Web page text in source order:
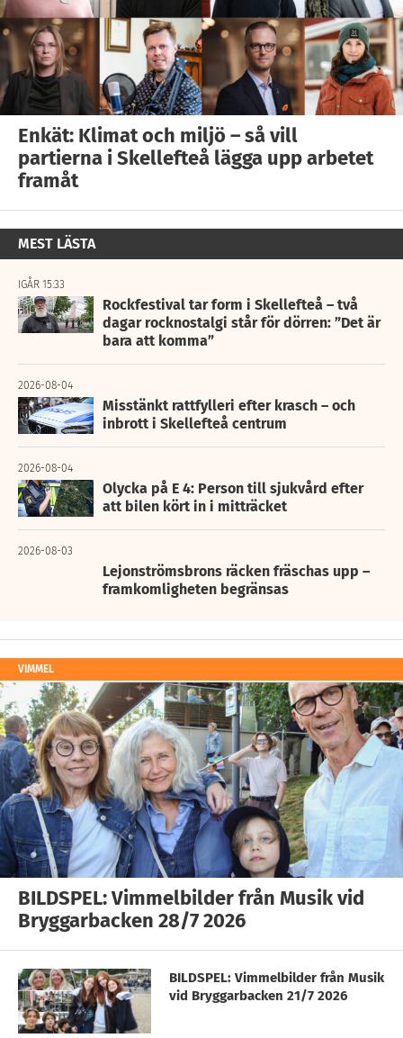
Enkät: Klimat och miljö – så vill
partierna i Skellefteå lägga upp arbetet
framåt
MEST LÄSTA
IGÅR 15:33
Rockfestival tar form i Skellefteå – två
dagar rocknostalgi står för dörren: ”Det är
bara att komma”
2026-08-04
Misstänkt rattfylleri efter krasch – och
inbrott i Skellefteå centrum
2026-08-04
Olycka på E 4: Person till sjukvård efter
att bilen kört in i mitträcket
2026-08-03
Lejonströmsbrons räcken fräschas upp –
framkomligheten begränsas
VIMMEL
BILDSPEL: Vimmelbilder från Musik vid
Bryggarbacken 28/7 2026
BILDSPEL: Vimmelbilder från Musik
vid Bryggarbacken 21/7 2026